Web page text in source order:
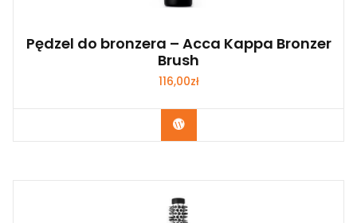
Pędzel do bronzera – Acca Kappa Bronzer
Brush
116,00zł
Zobacz